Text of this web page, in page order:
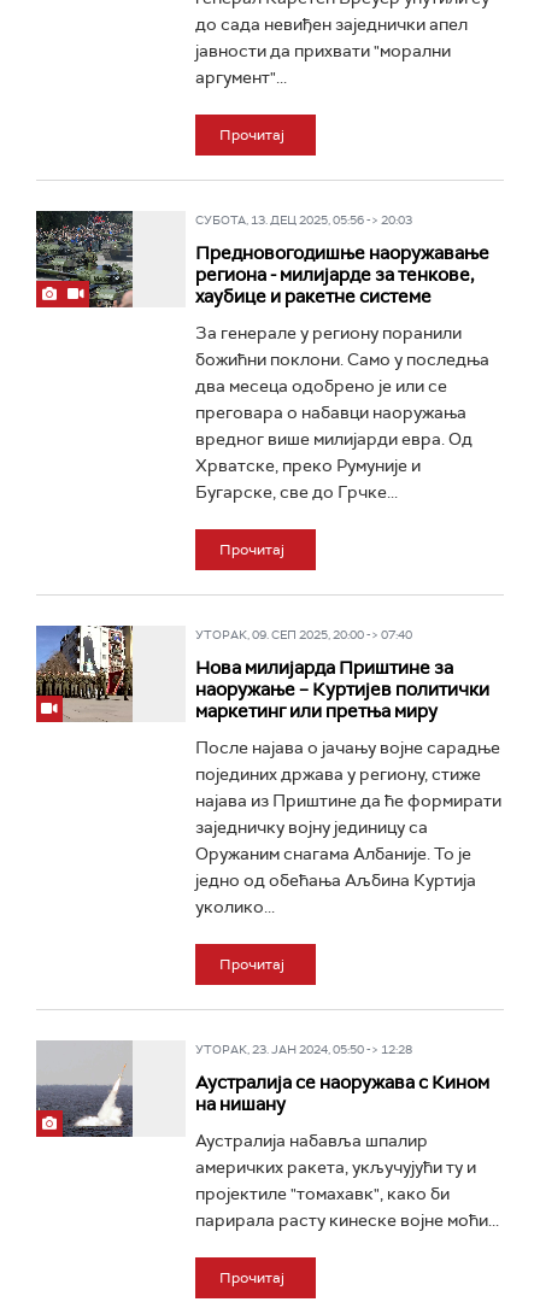
до сада невиђен заједнички апел
јавности да прихвати "морални
аргумент"...
Прочитај
СУБОТА, 13. ДЕЦ 2025, 05:56 -> 20:03
Предновогодишње наоружавање
региона - милијарде за тенкове,
хаубице и ракетне системе
За генерале у региону поранили
божићни поклони. Само у последња
два месеца одобрено је или се
преговара о набавци наоружања
вредног више милијарди евра. Од
Хрватске, преко Румуније и
Бугарске, све до Грчке...
Прочитај
УТОРАК, 09. СЕП 2025, 20:00 -> 07:40
Нова милијарда Приштине за
наоружање – Куртијев политички
маркетинг или претња миру
После најава о јачању војне сарадње
појединих држава у региону, стиже
најава из Приштине да ће формирати
заједничку војну јединицу са
Оружаним снагама Албаније. То је
једно од обећања Аљбина Куртија
уколико...
Прочитај
УТОРАК, 23. ЈАН 2024, 05:50 -> 12:28
Аустралија се наоружава с Кином
на нишану
Аустралија набавља шпалир
америчких ракета, укључујући ту и
пројектиле "томахавк", како би
парирала расту кинеске војне моћи...
Прочитај